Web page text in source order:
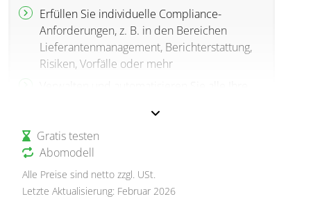
Erfüllen Sie individuelle Compliance-
Anforderungen, z. B. in den Bereichen
Lieferantenmanagement, Berichterstattung,
Risiken, Vorfälle oder mehr
Ihres gewünschten Compliance-Setups
Gratis testen
Abomodell
Alle Preise sind netto zzgl. USt.
Letzte Aktualisierung: Februar 2026